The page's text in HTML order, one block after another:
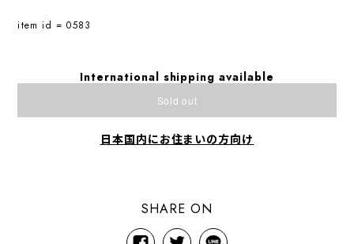
item id = 0583
International shipping available
Sold out
日本国内にお住まいの方向け
SHARE ON